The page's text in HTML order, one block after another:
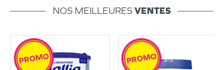
NOS MEILLEURESVENTES
PROMO PROMO